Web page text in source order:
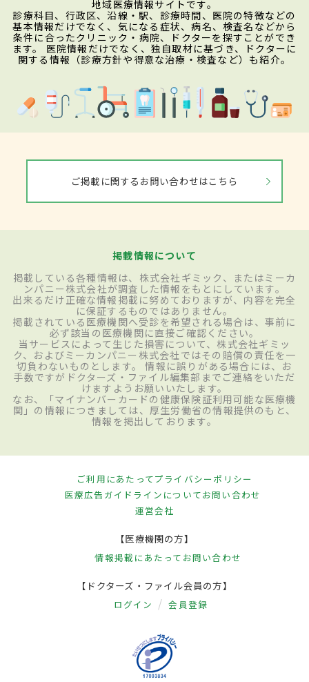
地域医療情報サイトです。
診療科目、行政区、沿線・駅、診療時間、医院の特徴などの
基本情報だけでなく、気になる症状、病名、検査名などから
条件に合ったクリニック・病院、ドクターを探すことができ
ます。 医院情報だけでなく、独自取材に基づき、ドクターに
関する情報（診療方針や得意な治療・検査など）も紹介。
ご掲載に関するお問い合わせはこちら
掲載情報について
掲載している各種情報は、株式会社ギミック、またはミーカ
ンパニー株式会社が調査した情報をもとにしています。
出来るだけ正確な情報掲載に努めておりますが、内容を完全
に保証するものではありません。
掲載されている医療機関へ受診を希望される場合は、事前に
必ず該当の医療機関に直接ご確認ください。
当サービスによって生じた損害について、株式会社ギミッ
ク、およびミーカンパニー株式会社ではその賠償の責任を一
切負わないものとします。 情報に誤りがある場合には、お
手数ですがドクターズ・ファイル編集部までご連絡をいただ
けますようお願いいたします。
なお、「マイナンバーカードの健康保険証利用可能な医療機
関」の情報につきましては、厚生労働省の情報提供のもと、
情報を掲出しております。
ご利用にあたってプライバシーポリシー
医療広告ガイドラインについてお問い合わせ
運営会社
【医療機関の方】
情報掲載にあたって お問い合わせ
【ドクターズ・ファイル会員の方】
ログイン 会員登録